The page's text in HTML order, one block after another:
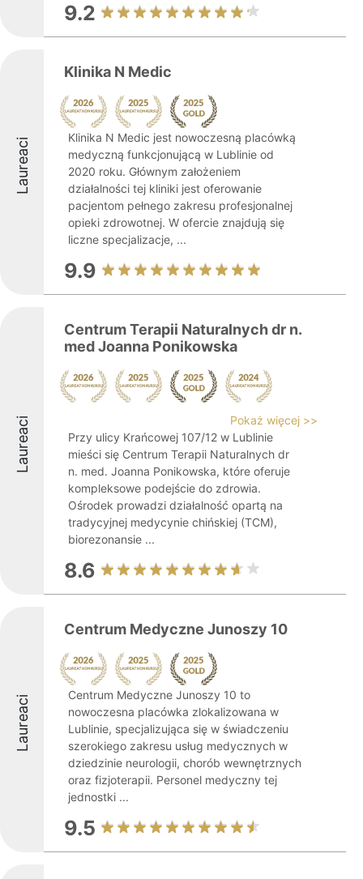
9.2
Laureaci
Klinika N Medic
Klinika N Medic jest nowoczesną placówką
medyczną funkcjonującą w Lublinie od
2020 roku. Głównym założeniem
działalności tej kliniki jest oferowanie
pacjentom pełnego zakresu profesjonalnej
opieki zdrowotnej. W ofercie znajdują się
liczne specjalizacje, ...
9.9
Laureaci
Centrum Terapii Naturalnych dr n.
med Joanna Ponikowska
Pokaż więcej >>
Przy ulicy Krańcowej 107/12 w Lublinie
mieści się Centrum Terapii Naturalnych dr
n. med. Joanna Ponikowska, które oferuje
kompleksowe podejście do zdrowia.
Ośrodek prowadzi działalność opartą na
tradycyjnej medycynie chińskiej (TCM),
biorezonansie ...
8.6
Laureaci
Centrum Medyczne Junoszy 10
Centrum Medyczne Junoszy 10 to
nowoczesna placówka zlokalizowana w
Lublinie, specjalizująca się w świadczeniu
szerokiego zakresu usług medycznych w
dziedzinie neurologii, chorób wewnętrznych
oraz fizjoterapii. Personel medyczny tej
jednostki ...
9.5